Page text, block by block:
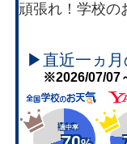
頑張れ！学校の
▶直近一ヵ月
※2026/07/07
適中率